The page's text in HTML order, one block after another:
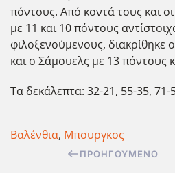
πόντους. Από κοντά τους και
με 11 και 10 πόντους
φιλοξενούμενους, διακρίθηκε
και ο Σάμουελς με 13 πόντους
Τα δεκάλεπτα: 32-21, 55-35, 71-
Βαλένθια, Μπουργκος
ΠΡΟΗΓΟΎΜΕΝΟ